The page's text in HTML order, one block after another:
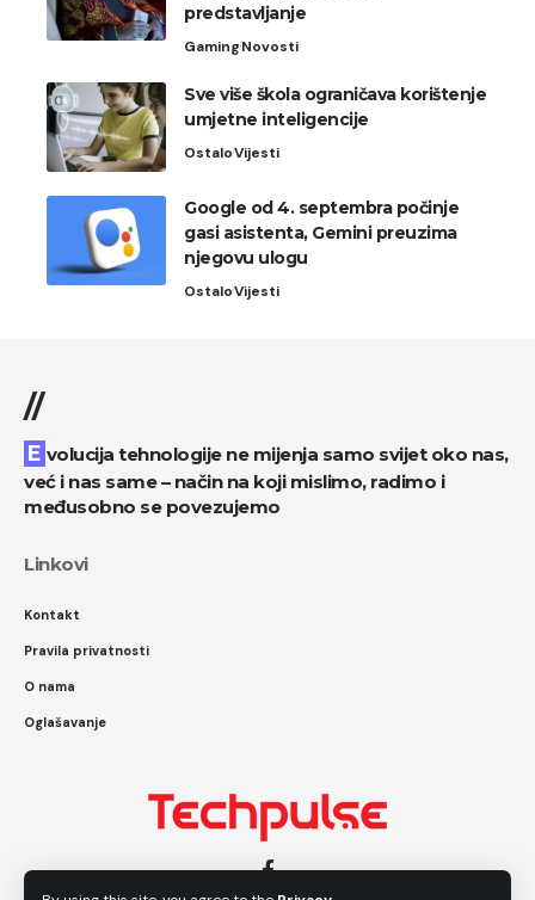
predstavljanje
GamingNovosti
Sve više škola ograničava korištenje
umjetne inteligencije
OstaloVijesti
Google od 4. septembra počinje
gasi asistenta, Gemini preuzima
njegovu ulogu
OstaloVijesti
//
Evolucija tehnologije ne mijenja samo svijet oko nas,
već i nas same – način na koji mislimo, radimo i
međusobno se povezujemo
Linkovi
Kontakt
Pravila privatnosti
O nama
Oglašavanje